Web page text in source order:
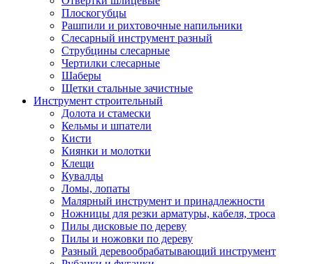
Плоскогубцы
Рашпили и рихтовочные напильники
Слесарный инструмент разный
Струбцины слесарные
Чертилки слесарные
Шаберы
Щетки стальные зачистные
Инструмент строительный
Долота и стамески
Кельмы и шпатели
Кисти
Киянки и молотки
Клещи
Кувалды
Ломы, лопаты
Малярный инструмент и принадлежности
Ножницы для резки арматуры, кабеля, троса
Пилы дисковые по дереву
Пилы и ножовки по дереву
Разный деревообрабатывающий инструмент